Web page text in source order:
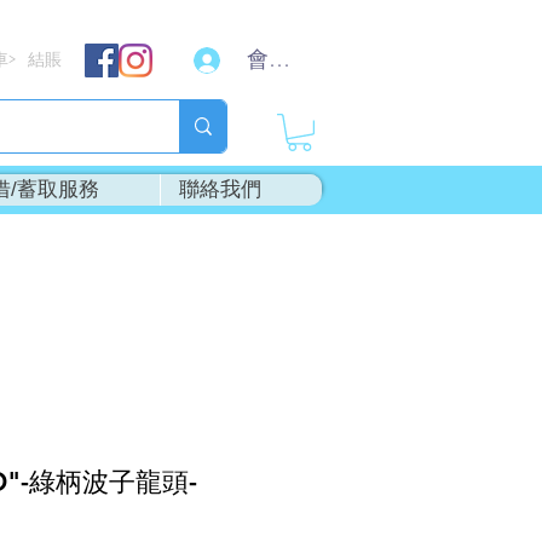
結賬 會員登入
/蓄取服務 聯絡我們
綠柄波子龍頭-